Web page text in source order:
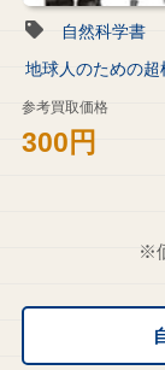
自然科学書
地球人のための超
参考買取価格
300円
※